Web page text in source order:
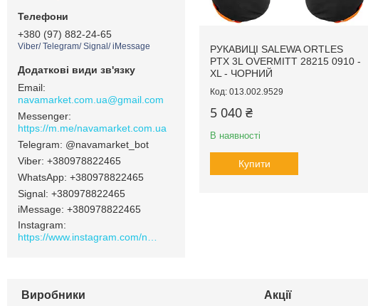
РУКАВИЦІ SALEWA ORTLES
PTX 3L OVERMITT 28215 0910 -
XL - ЧОРНИЙ
013.002.9529
5 040 ₴
В наявності
Купити
+380 (97) 882-24-65
Viber/ Telegram/ Signal/ iMessage
navamarket.com.ua@gmail.com
https://m.me/navamarket.com.ua
@navamarket_bot
+380978822465
+380978822465
Signal +380978822465
iMessage +380978822465
Instagram
Виробники Акції